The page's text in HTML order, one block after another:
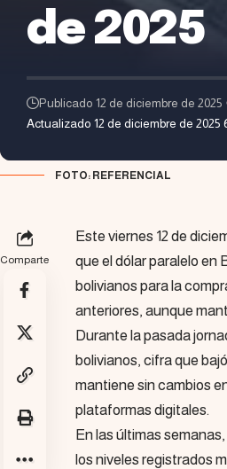
de 2025
Actualizado 12 de diciembre de 2025
Publicado 12 de diciembre de 2025
FOTO: REFERENCIAL
Comparte
Este viernes 12 de
que el dólar paralelo en
bolivianos para la
anteriores, aunque
Durante la pasada
bolivianos, cifra que
mantiene sin cambios
plataformas digitales.
En las últimas
los niveles registrados